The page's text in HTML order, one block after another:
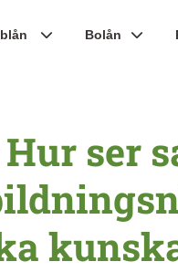
Bolån
ser